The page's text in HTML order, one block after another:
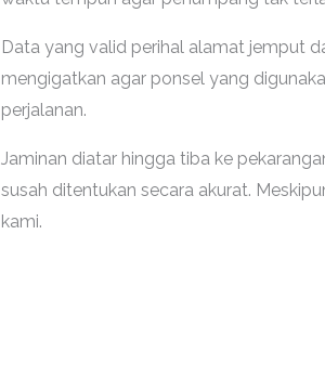
Data yang valid perihal alamat jemput
mengigatkan agar ponsel yang
perjalanan.
Jaminan diatar hingga tiba ke
susah ditentukan secara akurat.
kami.